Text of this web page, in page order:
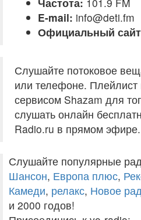
E-mail: info@deti.fm
Официальный
Слушайте потоковое
или телефоне. Плейлист
сервисом Shazam для
слушать онлайн
Radio.ru в прямом эфире.
Слушайте популярные
Шансон, Европа плюс,
Камеди, релакс, Новое
и 2000 годов!